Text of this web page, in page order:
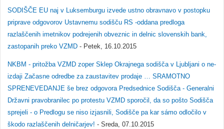
SODIŠČE EU naj v Luksemburgu izvede ustno obravnavo v postopku
priprave odgovorov Ustavnemu sodišču RS -oddana predloga
razlaščenih imetnikov podrejenih obveznic in delnic slovenskih bank,
zastopanih preko VZMD - Petek, 16.10.2015
NKBM - pritožba VZMD zoper Sklep Okrajnega sodišča v Ljubljani o ne-
izdaji Začasne odredbe za zaustavitev prodaje … SRAMOTNO
SPRENEVEDANJE še brez odgovora Predsednice Sodišča - Generalni
Državni pravobranilec po protestu VZMD sporočil, da so pošto Sodišča
sprejeli - o Predlogu se niso izjasnili, Sodišče pa kar sámo odločilo v
škodo razlaščenih delničarjev! - Sreda, 07.10.2015